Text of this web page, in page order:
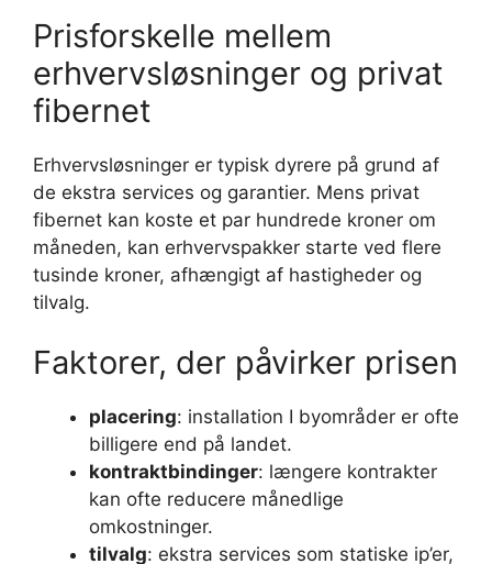
Prisforskelle mellem
erhvervsløsninger og privat
fibernet
Erhvervsløsninger er typisk dyrere på grund af
de ekstra services og garantier. Mens privat
fibernet kan koste et par hundrede kroner om
måneden, kan erhvervspakker starte ved flere
tusinde kroner, afhængigt af hastigheder og
tilvalg.
Faktorer, der påvirker prisen
placering: installation I byområder er ofte
billigere end på landet.
kontraktbindinger: længere kontrakter
kan ofte reducere månedlige
omkostninger.
tilvalg: ekstra services som statiske ip’er,